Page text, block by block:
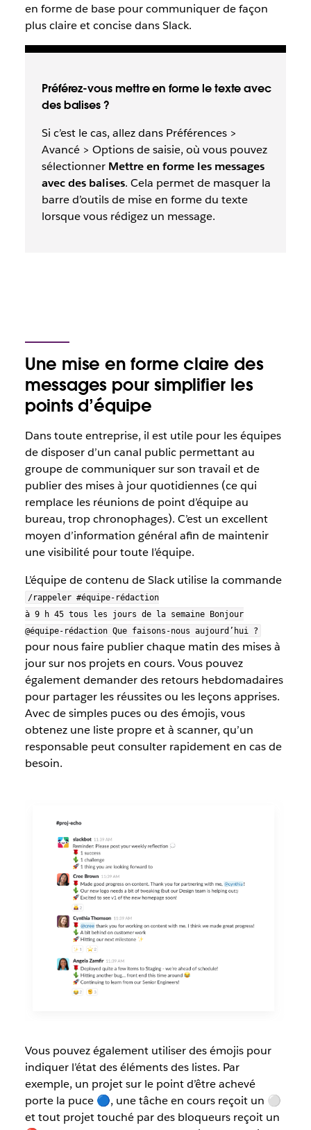
en forme de base pour communiquer de façon
plus claire et concise dans Slack.
Préférez-vous mettre en forme le texte avec
des balises ?
Si c’est le cas, allez dans Préférences >
Avancé > Options de saisie, où vous pouvez
sélectionner Mettre en forme les messages
avec des balises. Cela permet de masquer la
barre d’outils de mise en forme du texte
lorsque vous rédigez un message.
Une mise en forme claire des
messages pour simplifier les
points d’équipe
Dans toute entreprise, il est utile pour les équipes
de disposer d’un canal public permettant au
groupe de communiquer sur son travail et de
publier des mises à jour quotidiennes (ce qui
remplace les réunions de point d’équipe au
bureau, trop chronophages). C’est un excellent
moyen d’information général afin de maintenir
une visibilité pour toute l’équipe.
L’équipe de contenu de Slack utilise la commande
/rappeler #équipe-rédaction
à 9 h 45 tous les jours de la semaine Bonjour
@équipe-rédaction Que faisons-nous aujourd’hui ?
pour nous faire publier chaque matin des mises à
jour sur nos projets en cours. Vous pouvez
également demander des retours hebdomadaires
pour partager les réussites ou les leçons apprises.
Avec de simples puces ou des émojis, vous
obtenez une liste propre et à scanner, qu’un
responsable peut consulter rapidement en cas de
besoin.
Vous pouvez également utiliser des émojis pour
indiquer l’état des éléments des listes. Par
exemple, un projet sur le point d’être achevé
porte la puce 🔵, une tâche en cours reçoit un ⚪️
et tout projet touché par des bloqueurs reçoit un